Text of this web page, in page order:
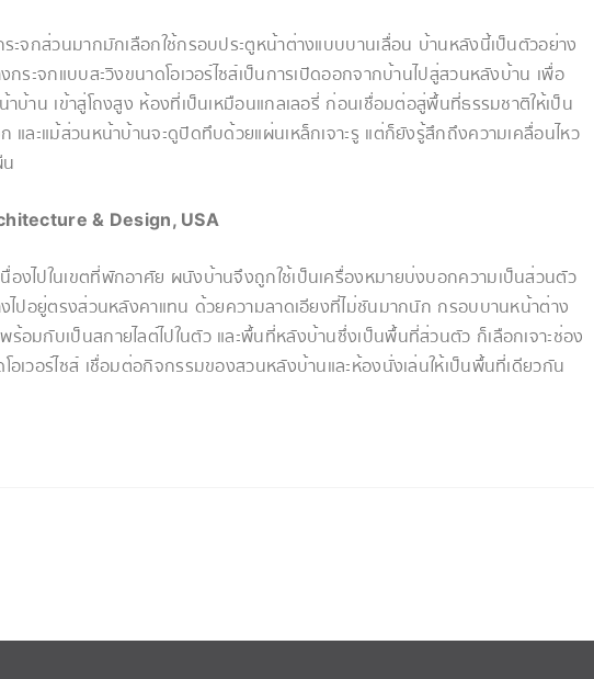
จกส่วนมากมักเลือกใช้กรอบประตูหน้าต่างแบบบานเลื่อน บ้านหลังนี้เป็นตัวอย่าง
ระจกแบบสะวิงขนาดโอเวอร์ไซส์เป็นการเปิดออกจากบ้านไปสู่สวนหลังบ้าน เพื่อ
าน เข้าสู่โถงสูง ห้องที่เป็นเหมือนแกลเลอรี่ ก่อนเชื่อมต่อสู่พื้นที่ธรรมชาติให้เป็น
ละแม้ส่วนหน้าบ้านจะดูปิดทึบด้วยแผ่นเหล็กเจาะรู แต่ก็ยังรู้สึกถึงความเคลื่อนไหว
น
& Design, USA
งไปในเขตที่พักอาศัย ผนังบ้านจึงถูกใช้เป็นเครื่องหมายบ่งบอกความเป็นส่วนตัว
ไปอยู่ตรงส่วนหลังคาแทน ด้วยความลาดเอียงที่ไม่ชันมากนัก กรอบบานหน้าต่าง
อมกับเป็นสกายไลต์ไปในตัว และพื้นที่หลังบ้านซึ่งเป็นพื้นที่ส่วนตัว ก็เลือกเจาะช่อง
เวอร์ไซส์ เชื่อมต่อกิจกรรมของสวนหลังบ้านและห้องนั่งเล่นให้เป็นพื้นที่เดียวกัน